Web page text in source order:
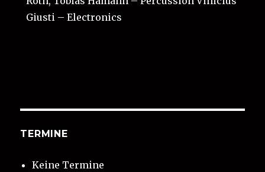
Giusti – Electronics
TERMINE
Keine Termine